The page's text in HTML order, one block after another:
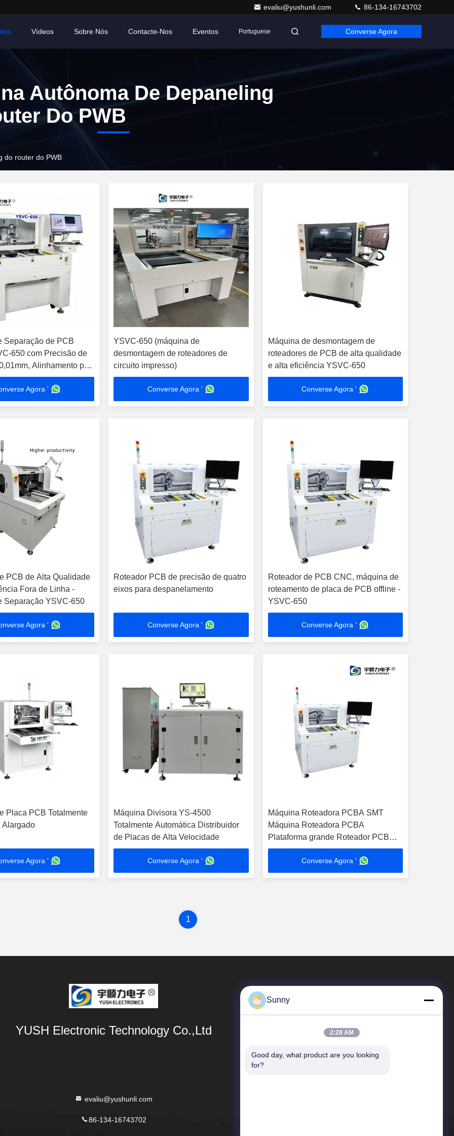
evaliu@yushunli.com 86-134-16743702
Vídeos Sobre Nós Contacte-Nos Eventos Portuguese Converse Agora
Autônoma De Depaneling
Do PWB
do router do PWB
Separação de PCB
650 com Precisão de
Alinhamento por
e Robô X-Y de Alta
Agora '
YSVC-650 (máquina de
desmontagem de roteadores de
circuito impresso)
Converse Agora '
Máquina de desmontagem de
roteadores de PCB de alta qualidade
e alta eficiência YSVC-650
Converse Agora '
PCB de Alta Qualidade
Fora de Linha -
Separação YSVC-650
Agora '
Roteador PCB de precisão de quatro
eixos para despanelamento
Converse Agora '
Roteador de PCB CNC, máquina de
roteamento de placa de PCB offline -
YSVC-650
Converse Agora '
Placa PCB Totalmente
Alargado
Agora '
Máquina Divisora YS-4500
Totalmente Automática Distribuidor
de Placas de Alta Velocidade
Converse Agora '
Máquina Roteadora PCBA SMT
Máquina Roteadora PCBA
Plataforma grande Roteador PCB
Offline Máquina de Separação de
Painéis PCBConverse Agora '
1
YUSH Electronic Technology Co.,Ltd
evaliu@yushunli.com
86-134-16743702
Links Rápidos
Sunny
2:28 AM
Good day, what product are you looking
for?